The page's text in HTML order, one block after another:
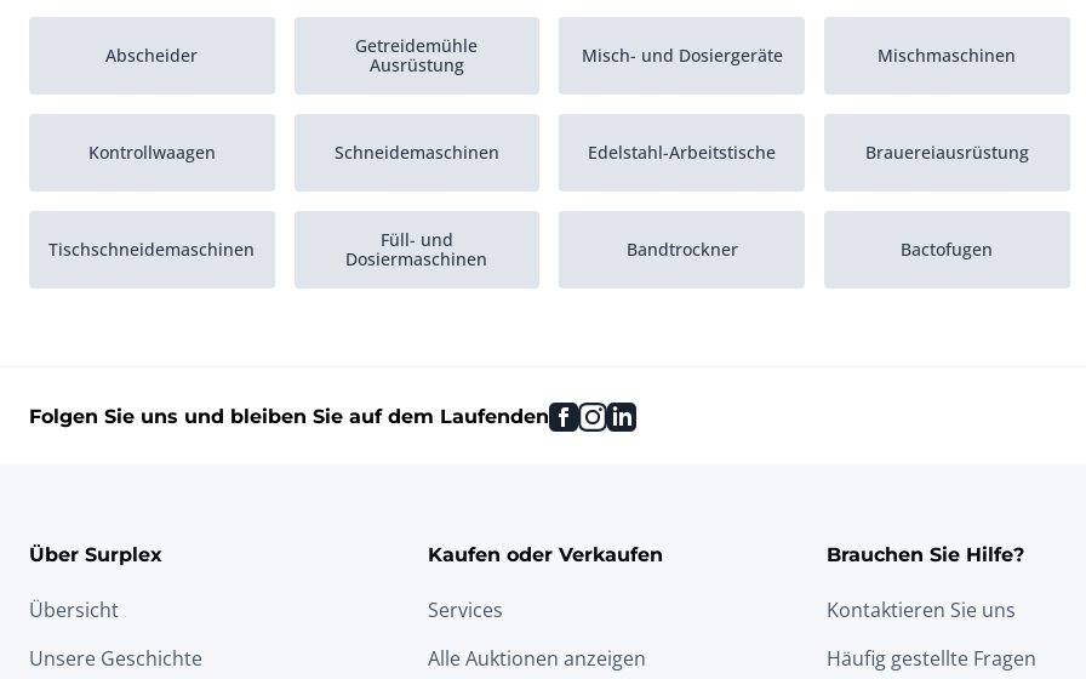
Abscheider
Getreidemühle
Ausrüstung
Misch- und Dosiergeräte Mischmaschinen
Kontrollwaagen Schneidemaschinen Edelstahl-Arbeitstische Brauereiausrüstung
Tischschneidemaschinen
Füll- und
Dosiermaschinen
Bandtrockner Bactofugen
Folgen Sie uns und bleiben Sie auf dem Laufenden facebook
instagram
linkedin
Über Surplex
Übersicht
Unsere Geschichte
Kaufen oder Verkaufen
Services
Alle Auktionen anzeigen
Brauchen Sie Hilfe?
Kontaktieren Sie uns
Häufig gestellte Fragen